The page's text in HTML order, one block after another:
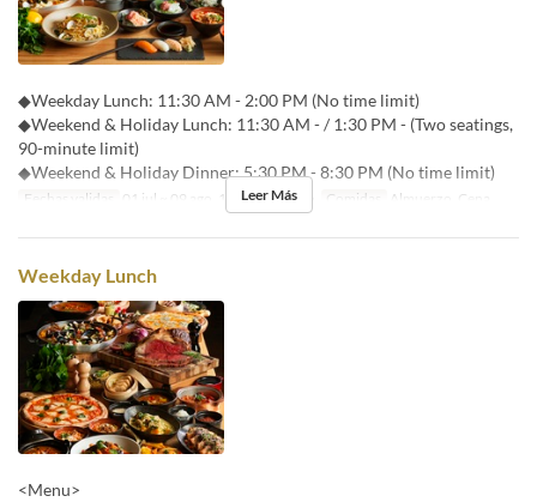
◆Weekday Lunch: 11:30 AM - 2:00 PM (No time limit)
◆Weekend & Holiday Lunch: 11:30 AM - / 1:30 PM - (Two seatings,
90-minute limit)
◆Weekend & Holiday Dinner: 5:30 PM - 8:30 PM (No time limit)
Fechas validas 01 jul ~ 09 ago, 17 ago ~ 31 ago Comidas Almuerzo, Cena
Leer Más
Weekday Lunch
<Menu>